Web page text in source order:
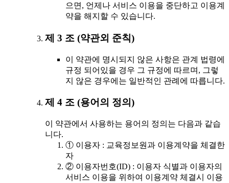
으면, 언제나 서비스 이용을 중단하고 이용계
약을 해지할 수 있습니다.
제 3 조 (약관외 준칙)
이 약관에 명시되지 않은 사항은 관계 법령에
규정 되어있을 경우 그 규정에 따르며, 그렇
지 않은 경우에는 일반적인 관례에 따릅니다.
제 4 조 (용어의 정의)
이 약관에서 사용하는 용어의 정의는 다음과 같습
니다.
① 이용자 : 교육정보원과 이용계약을 체결한
자
② 이용자번호(ID) : 이용자 식별과 이용자의
서비스 이용을 위하여 이용계약 체결시 이용